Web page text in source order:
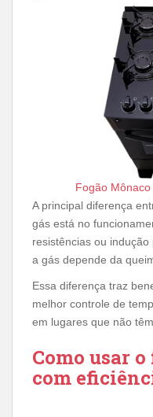
Fogão
A principal diferença
gás está no
resistências ou
a gás depende da
Essa diferença traz
melhor controle de
em lugares que não
Como usar
com